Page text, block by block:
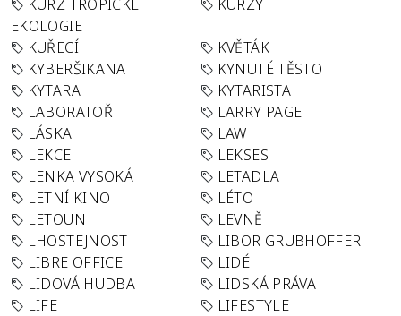
KURZ TROPICKÉ
EKOLOGIE
KURZY
KUŘECÍ
KVĚTÁK
KYBERŠIKANA
KYNUTÉ TĚSTO
KYTARA
KYTARISTA
LABORATOŘ
LARRY PAGE
LÁSKA
LAW
LEKCE
LEKSES
LENKA VYSOKÁ
LETADLA
LETNÍ KINO
LÉTO
LETOUN
LEVNĚ
LHOSTEJNOST
LIBOR GRUBHOFFER
LIBRE OFFICE
LIDÉ
LIDOVÁ HUDBA
LIDSKÁ PRÁVA
LIFE
LIFESTYLE